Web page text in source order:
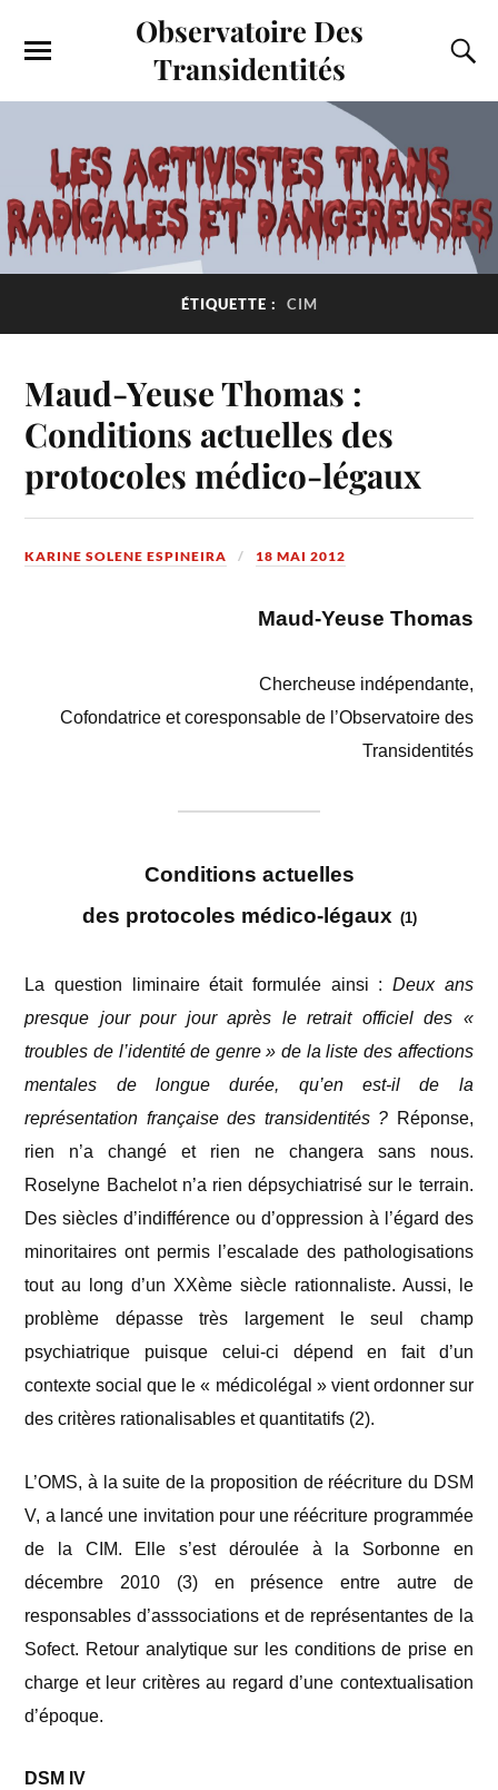
Observatoire Des
Transidentités
ÉTIQUETTE : CIM
Maud-Yeuse Thomas :
Conditions actuelles des
protocoles médico-légaux
KARINE SOLENE ESPINEIRA 18 MAI 2012
Maud-Yeuse Thomas
Chercheuse indépendante,
Cofondatrice et coresponsable de l’Observatoire des
Transidentités
Conditions actuelles
des protocoles médico-légaux (1)
La question liminaire était formulée ainsi : Deux ans
presque jour pour jour après le retrait officiel des «
troubles de l’identité de genre » de la liste des affections
mentales de longue durée, qu’en est-il de la
représentation française des transidentités ? Réponse,
rien n’a changé et rien ne changera sans nous.
Roselyne Bachelot n’a rien dépsychiatrisé sur le terrain.
Des siècles d’indifférence ou d’oppression à l’égard des
minoritaires ont permis l’escalade des pathologisations
tout au long d’un XXème siècle rationnaliste. Aussi, le
problème dépasse très largement le seul champ
psychiatrique puisque celui-ci dépend en fait d’un
contexte social que le « médicolégal » vient ordonner sur
des critères rationalisables et quantitatifs (2).
L’OMS, à la suite de la proposition de réécriture du DSM
V, a lancé une invitation pour une réécriture programmée
de la CIM. Elle s’est déroulée à la Sorbonne en
décembre 2010 (3) en présence entre autre de
responsables d’asssociations et de représentantes de la
Sofect. Retour analytique sur les conditions de prise en
charge et leur critères au regard d’une contextualisation
d’époque.
DSM IV